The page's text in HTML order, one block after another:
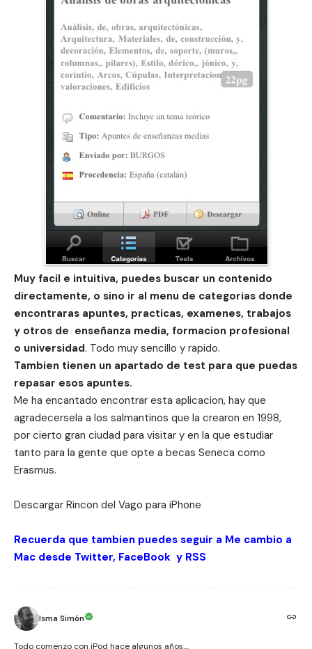
Muy facil e intuitiva, puedes buscar un contenido
directamente, o sino ir al menu de categorias donde
encontraras apuntes, practicas, examenes, trabajos
y otros de enseñanza media, formacion profesional
o universidad. Todo muy sencillo y rapido.
Tambien tienen un apartado de test para que puedas
repasar esos apuntes.
Me ha encantado encontrar esta aplicacion, hay que
agradecersela a los salmantinos que la crearon en 1998,
por cierto gran ciudad para visitar y en la que estudiar
tanto para la gente que opte a becas Seneca como
Erasmus.
Descargar Rincon del Vago para iPhone
Recuerda que tambien puedes seguir a Me cambio a
Mac desde Twitter, FaceBook y RSS
Isma Simón
Todo comenzo con iPod hace algunos años....